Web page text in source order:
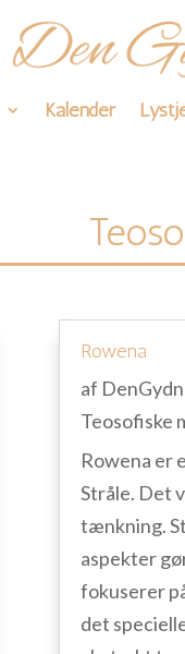
Kalender
Rowena
af
Teosofiske
Rowena er
Stråle. Det
tænkning.
aspekter
fokuserer
det